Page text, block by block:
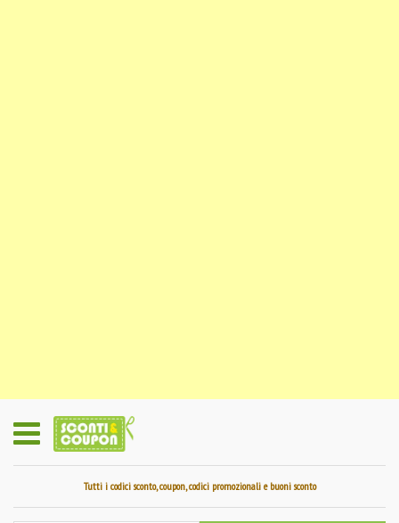
Tutti i codici sconto, coupon, codici promozionali e buoni sconto